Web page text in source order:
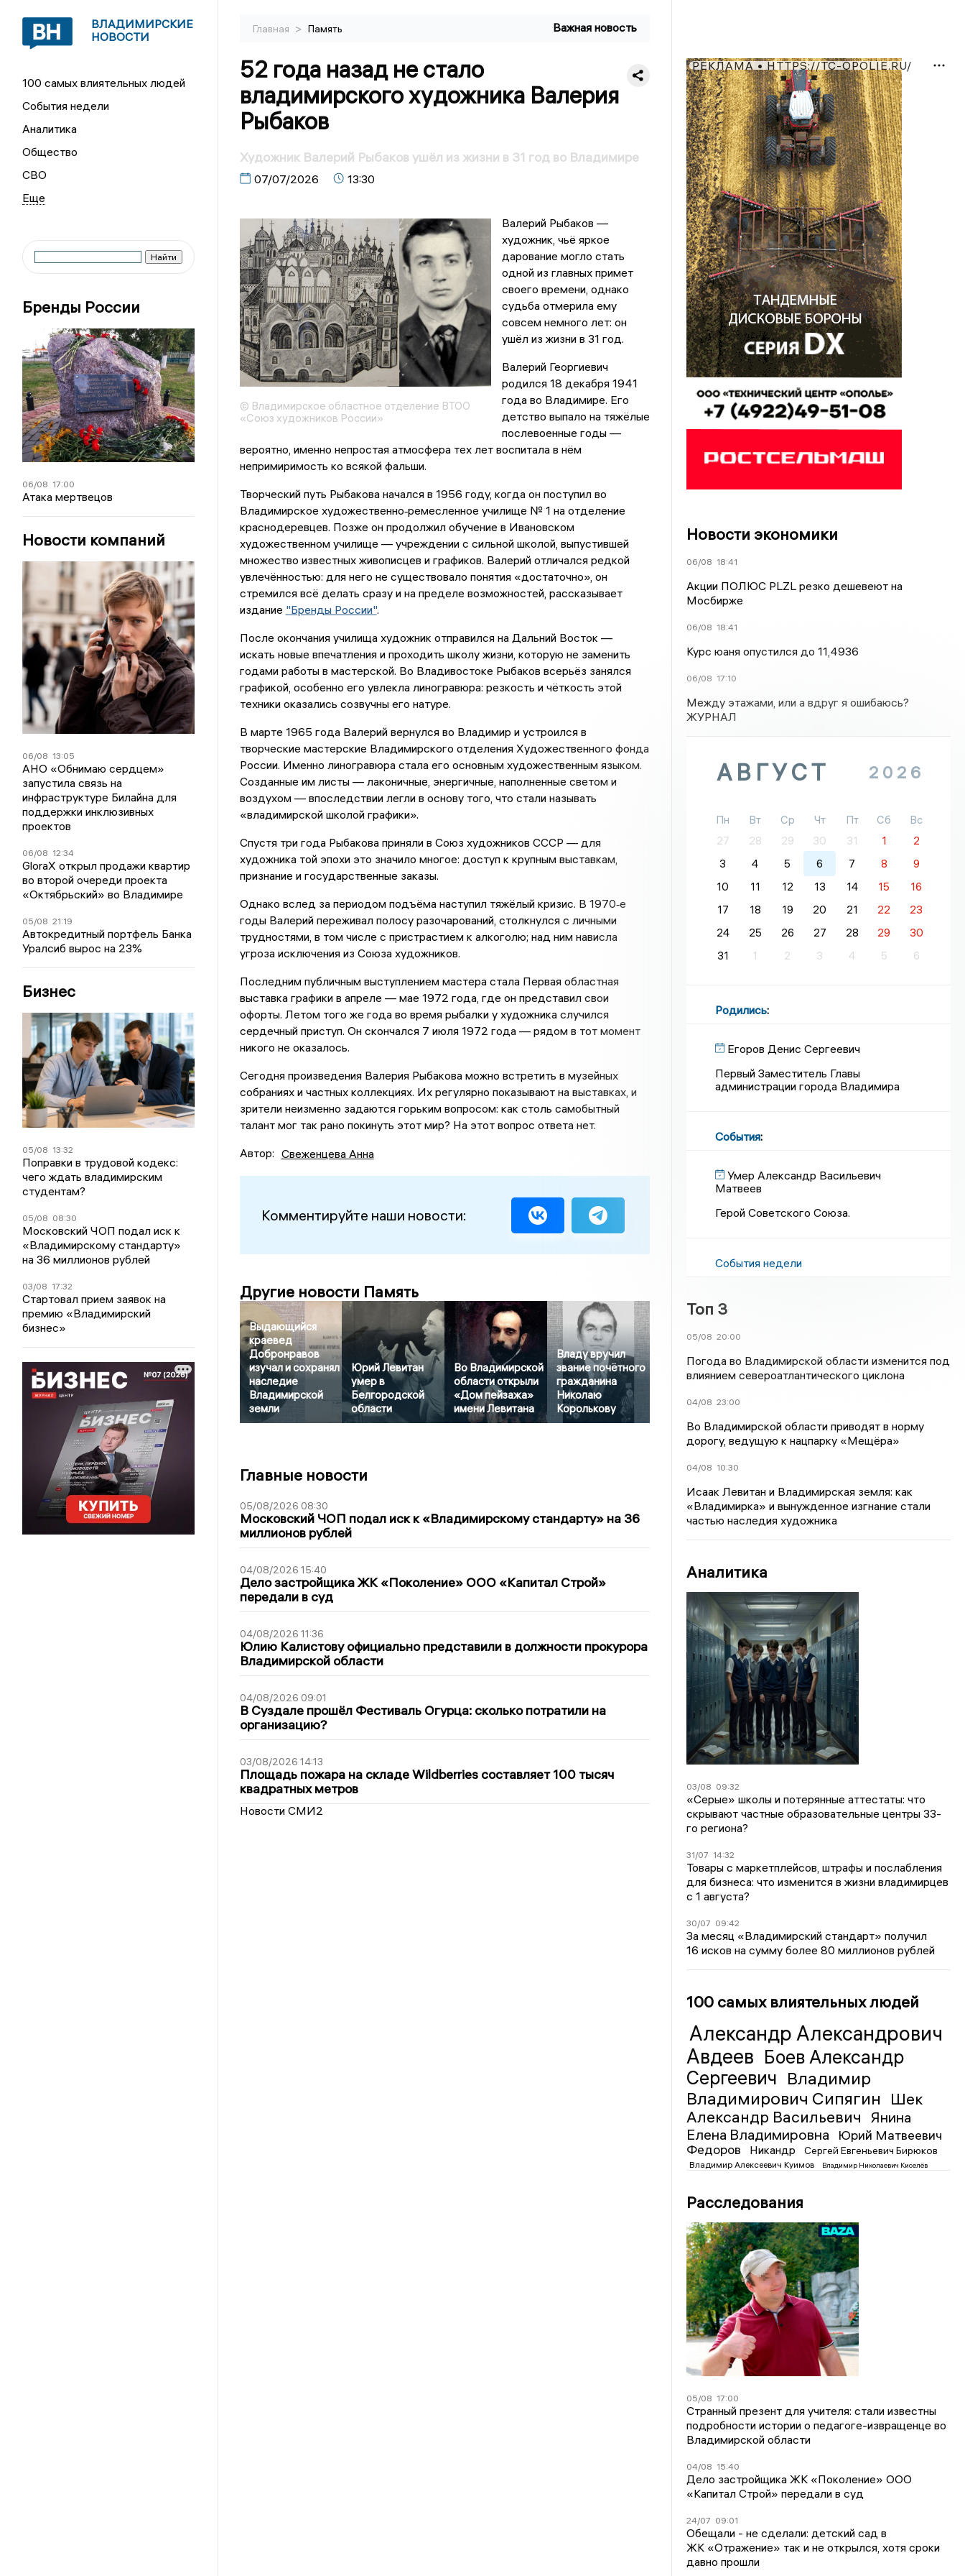
ВЛАДИМИРСКИЕ
НОВОСТИ
100 самых влиятельных людей
События недели
Аналитика
Общество
СВО
Бренды России
06/08 17:00
Атака мертвецов
Новости компаний
06/08 13:05
АНО «Обнимаю сердцем»
запустила связь на
инфраструктуре Билайна для
поддержки инклюзивных
проектов
06/08 12:34
GloraX открыл продажи квартир
во второй очереди проекта
«Октябрьский» во Владимире
05/08 21:19
Автокредитный портфель Банка
Уралсиб вырос на 23%
Бизнес
05/08 13:32
Поправки в трудовой кодекс:
чего ждать владимирским
студентам?
05/08 08:30
Московский ЧОП подал иск к
«Владимирскому стандарту»
на 36 миллионов рублей
03/08 17:32
Стартовал прием заявок на
премию «Владимирский
бизнес»
Главная > Память Важная новость
52 года назад не стало
владимирского художника Валерия
Рыбаков
Художник Валерий Рыбаков ушёл из жизни в 31 год во Владимире
07/07/2026 13:30
© Владимирское областное отделение ВТОО
«Союз художников России»
Валерий Рыбаков —
художник, чьё яркое
дарование могло стать
одной из главных примет
своего времени, однако
судьба отмерила ему
совсем немного лет: он
ушёл из жизни в 31 год.
Валерий Георгиевич
родился 18 декабря 1941
года во Владимире. Его
детство выпало на тяжёлые
послевоенные годы —
вероятно, именно непростая атмосфера тех лет воспитала в нём
непримиримость ко всякой фальши.
Творческий путь Рыбакова начался в 1956 году, когда он поступил во
Владимирское художественно‑ремесленное училище № 1 на отделение
краснодеревцев. Позже он продолжил обучение в Ивановском
художественном училище — учреждении с сильной школой, выпустившей
множество известных живописцев и графиков. Валерий отличался редкой
увлечённостью: для него не существовало понятия «достаточно», он
стремился всё делать сразу и на пределе возможностей, рассказывает
издание "Бренды России".
После окончания училища художник отправился на Дальний Восток —
искать новые впечатления и проходить школу жизни, которую не заменить
годами работы в мастерской. Во Владивостоке Рыбаков всерьёз занялся
графикой, особенно его увлекла линогравюра: резкость и чёткость этой
техники оказались созвучны его натуре.
В марте 1965 года Валерий вернулся во Владимир и устроился в
творческие мастерские Владимирского отделения Художественного фонда
России. Именно линогравюра стала его основным художественным языком.
Созданные им листы — лаконичные, энергичные, наполненные светом и
воздухом — впоследствии легли в основу того, что стали называть
«владимирской школой графики».
Спустя три года Рыбакова приняли в Союз художников СССР — для
художника той эпохи это значило многое: доступ к крупным выставкам,
признание и государственные заказы.
Однако вслед за периодом подъёма наступил тяжёлый кризис. В 1970‑е
годы Валерий переживал полосу разочарований, столкнулся с личными
трудностями, в том числе с пристрастием к алкоголю; над ним нависла
угроза исключения из Союза художников.
Последним публичным выступлением мастера стала Первая областная
выставка графики в апреле — мае 1972 года, где он представил свои
офорты. Летом того же года во время рыбалки у художника случился
сердечный приступ. Он скончался 7 июля 1972 года — рядом в тот момент
никого не оказалось.
Сегодня произведения Валерия Рыбакова можно встретить в музейных
собраниях и частных коллекциях. Их регулярно показывают на выставках, и
зрители неизменно задаются горьким вопросом: как столь самобытный
талант мог так рано покинуть этот мир? На этот вопрос ответа нет.
Автор: Свеженцева Анна
Комментируйте наши новости:
Другие новости Память
Выдающийся
краевед
Добронравов
изучал и сохранял
наследие
Владимирской
земли
Юрий Левитан
умер в
Белгородской
области
Во Владимирской
области открыли
«Дом пейзажа»
имени Левитана
Владу вручил
звание почётного
гражданина
Николаю
Королькову
Главные новости
05/08/2026 08:30
Московский ЧОП подал иск к «Владимирскому стандарту» на 36
миллионов рублей
04/08/2026 15:40
Дело застройщика ЖК «Поколение» ООО «Капитал Строй»
передали в суд
04/08/2026 11:36
Юлию Калистову официально представили в должности прокурора
Владимирской области
04/08/2026 09:01
В Суздале прошёл Фестиваль Огурца: сколько потратили на
организацию?
03/08/2026 14:13
Площадь пожара на складе Wildberries составляет 100 тысяч
квадратных метров
Новости СМИ2
РЕКЛАМА • HTTPS://TC-OPOLIE.RU/
Новости экономики
06/08 18:41
Акции ПОЛЮС PLZL резко дешевеют на
Мосбирже
06/08 18:41
Курс юаня опустился до 11,4936
06/08 17:10
Между этажами, или а вдруг я ошибаюсь?
ЖУРНАЛ
АВГУСТ 2026
Пн Вт Ср Чт Пт Сб
Вс
27
28 29 30 31 1
2
3
4 5 6 7 8
9
10
11 12 13 14 15
16
17
18 19 20 21 22
23
24
25 26 27 28 29
30
31
1 2 3 4 5 6
Родились:
Егоров Денис Сергеевич
Первый Заместитель Главы
администрации города Владимира
События:
Умер Александр Васильевич
Матвеев
Герой Советского Союза.
События недели
Топ 3
05/08 20:00
Погода во Владимирской области изменится под
влиянием североатлантического циклона
04/08 23:00
Во Владимирской области приводят в норму
дорогу, ведущую к нацпарку «Мещёра»
04/08 10:30
Исаак Левитан и Владимирская земля: как
«Владимирка» и вынужденное изгнание стали
частью наследия художника
Аналитика
03/08 09:32
«Серые» школы и потерянные аттестаты: что
скрывают частные образовательные центры 33-
го региона?
31/07 14:32
Товары с маркетплейсов, штрафы и послабления
для бизнеса: что изменится в жизни владимирцев
с 1 августа?
30/07 09:42
За месяц «Владимирский стандарт» получил
16 исков на сумму более 80 миллионов рублей
100 самых влиятельных людей
Александр Александрович
Авдеев Боев Александр
Сергеевич Владимир
Владимирович Сипягин Шек
Александр Васильевич
Янина
Елена Владимировна
Юрий Матвеевич
Федоров
Никандр Сергей Евгеньевич Бирюков
Владимир Алексеевич Куимов Владимир Николаевич Киселёв
Расследования
05/08 17:00
Странный презент для учителя: стали известны
подробности истории о педагоге-извращенце во
Владимирской области
04/08 15:40
Дело застройщика ЖК «Поколение» ООО
«Капитал Строй» передали в суд
24/07 09:01
Обещали - не сделали: детский сад в
ЖК «Отражение» так и не открылся, хотя сроки
давно прошли